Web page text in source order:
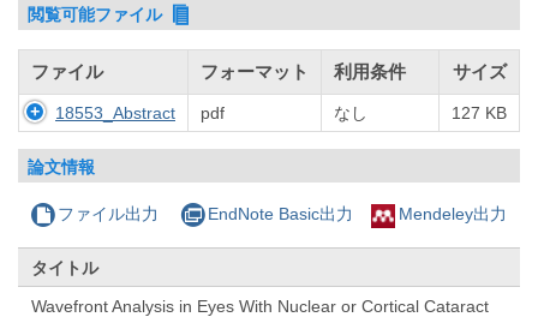
閲覧可能ファイル
ファイル フォーマット 利用条件 サイズ
18553_Abstract pdf なし 127 KB
論文情報
ファイル出力 EndNote Basic出力 Mendeley出力
タイトル
Wavefront Analysis in Eyes With Nuclear or Cortical Cataract